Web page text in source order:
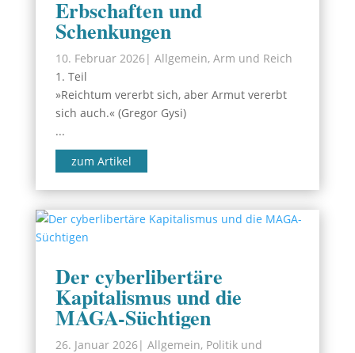
Erbschaften und
Schenkungen
10. Februar 2026| Allgemein, Arm und Reich
1. Teil
»Reichtum vererbt sich, aber Armut vererbt
sich auch.« (Gregor Gysi)
...
zum Artikel
Der cyberlibertäre
Kapitalismus und die
MAGA-Süchtigen
26. Januar 2026| Allgemein, Politik und